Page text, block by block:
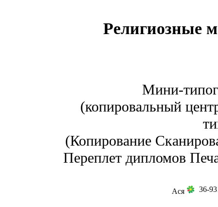
Религиозные
Мини-
(копировальный
(Копирование
Переплет дипломов
Ася 36-